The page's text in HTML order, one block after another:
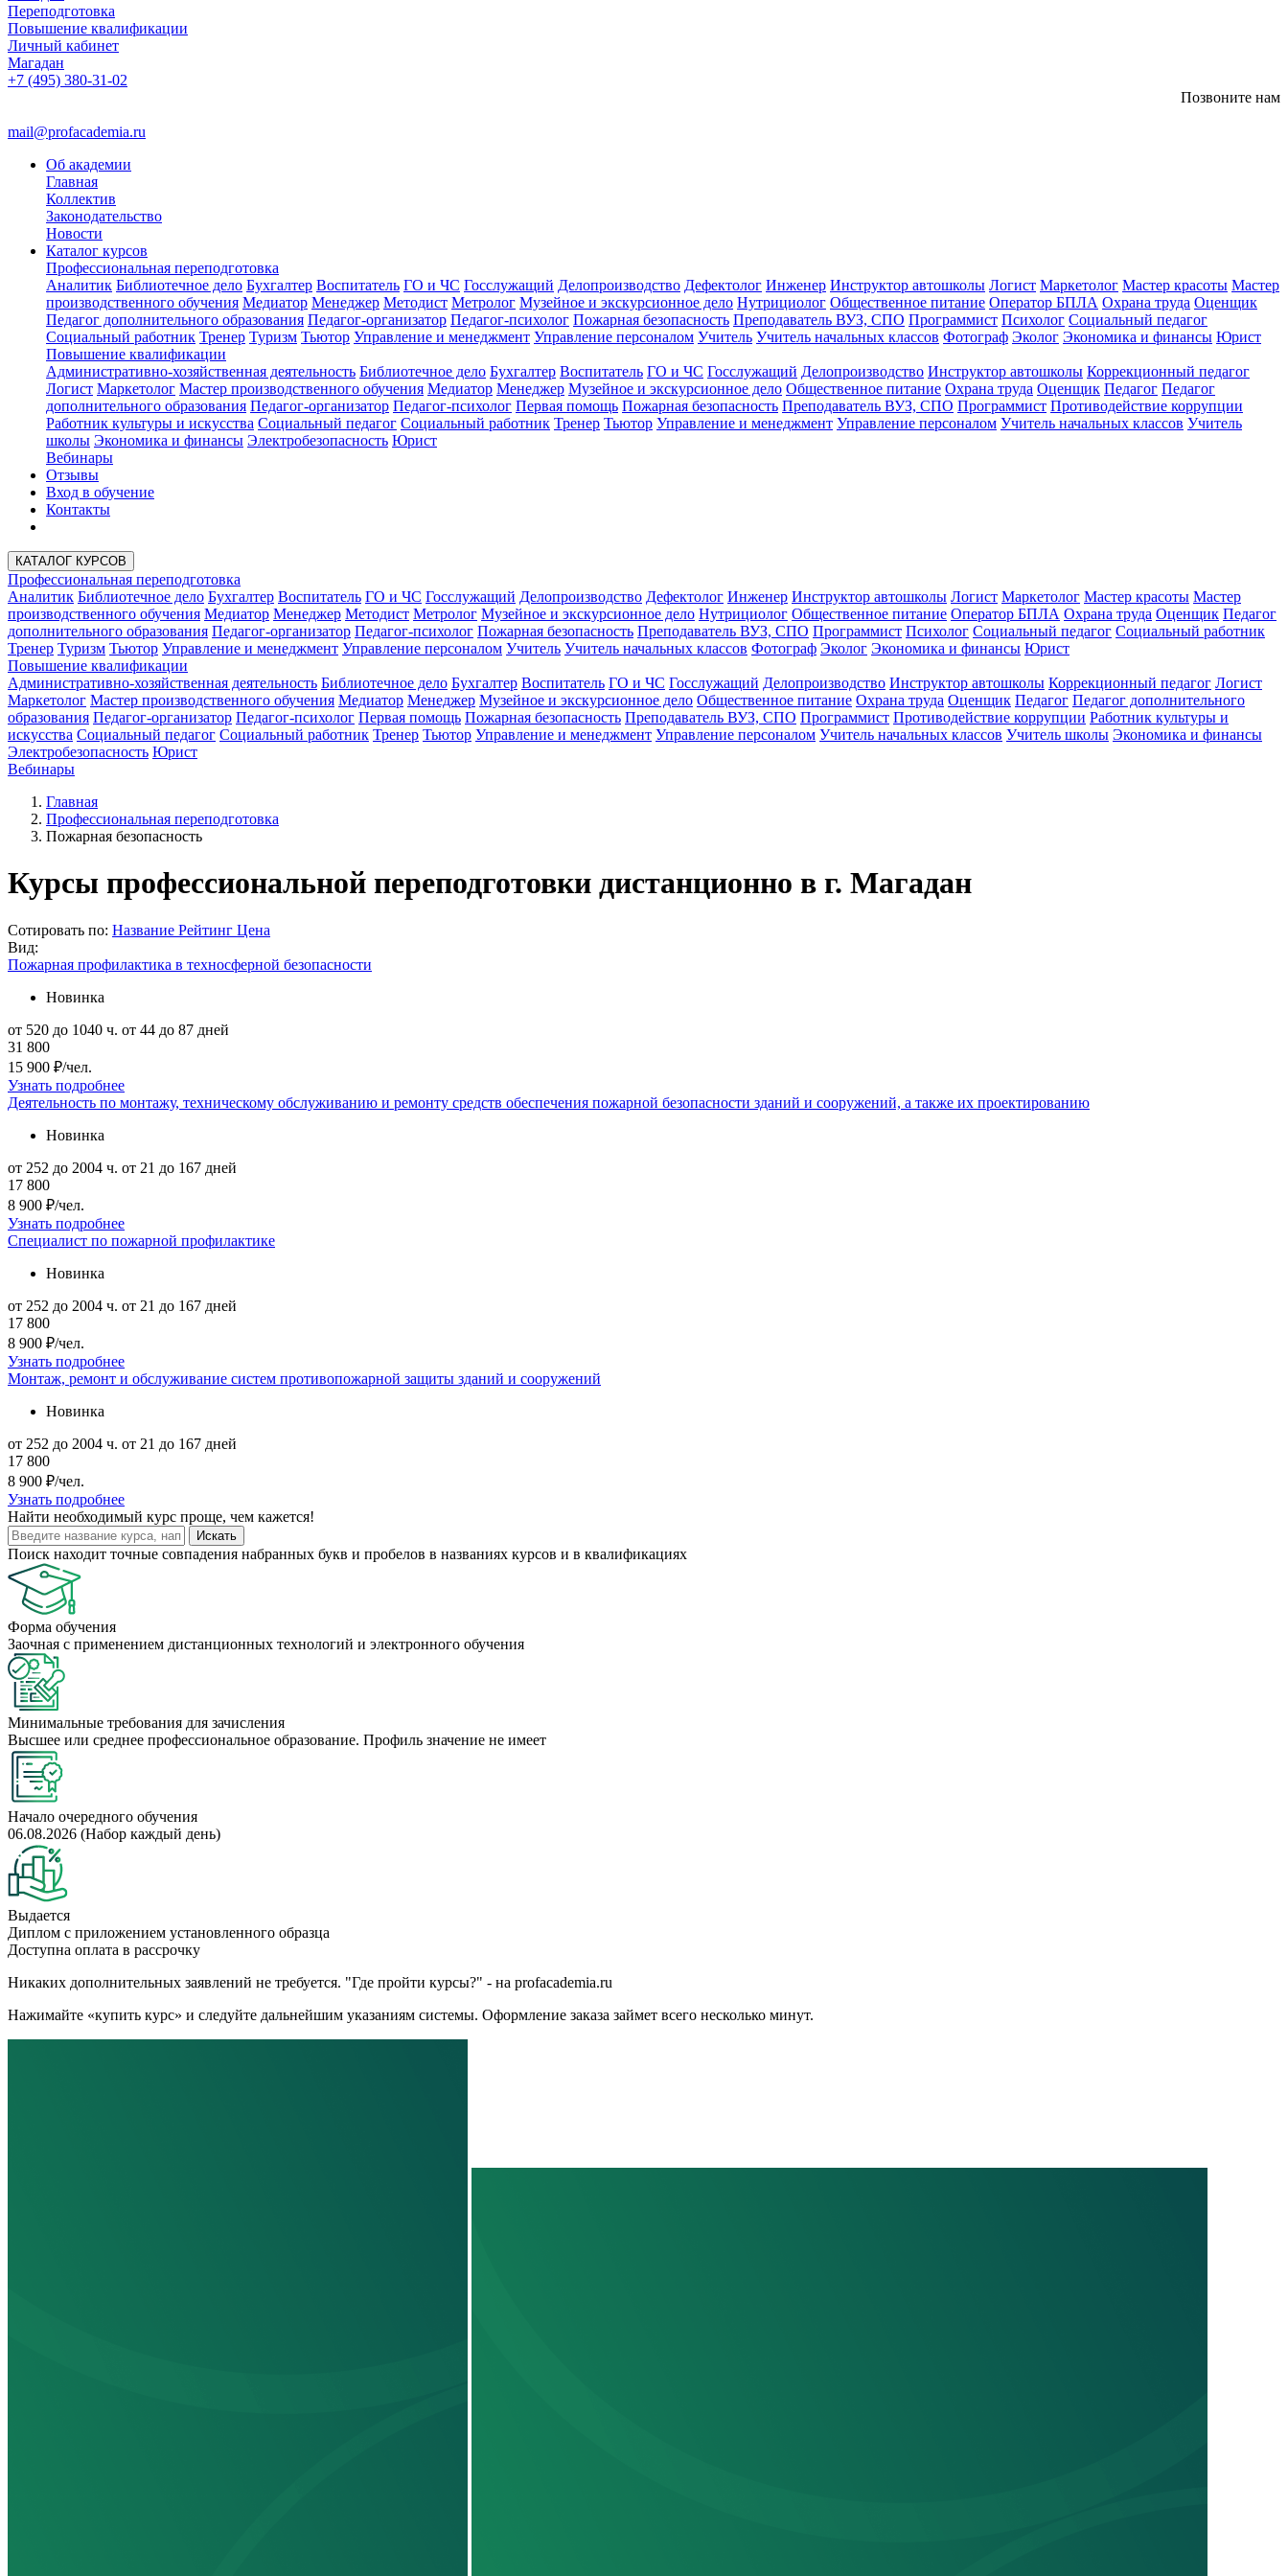
Переподготовка
Повышение квалификации
Личный кабинет
Магадан
+7 (495) 380-31-02
Позвоните нам
mail@profacademia.ru
Об академии
Главная
Коллектив
Законодательство
Новости
Каталог курсов
Профессиональная переподготовка
Аналитик Библиотечное дело Бухгалтер Воспитатель ГО и ЧС Госслужащий Делопроизводство Дефектолог Инженер Инструктор автошколы Логист Маркетолог Мастер красоты Мастер
производственного обучения Медиатор Менеджер Методист Метролог Музейное и экскурсионное дело Нутрициолог Общественное питание Оператор БПЛА Охрана труда Оценщик
Педагог дополнительного образования Педагог-организатор Педагог-психолог Пожарная безопасность Преподаватель ВУЗ, СПО Программист Психолог Социальный педагог
Социальный работник Тренер Туризм Тьютор Управление и менеджмент Управление персоналом Учитель Учитель начальных классов Фотограф Эколог Экономика и финансы Юрист
Повышение квалификации
Административно-хозяйственная деятельность Библиотечное дело Бухгалтер Воспитатель ГО и ЧС Госслужащий Делопроизводство Инструктор автошколы Коррекционный педагог
Логист Маркетолог Мастер производственного обучения Медиатор Менеджер Музейное и экскурсионное дело Общественное питание Охрана труда Оценщик Педагог Педагог
дополнительного образования Педагог-организатор Педагог-психолог Первая помощь Пожарная безопасность Преподаватель ВУЗ, СПО Программист Противодействие коррупции
Работник культуры и искусства Социальный педагог Социальный работник Тренер Тьютор Управление и менеджмент Управление персоналом Учитель начальных классов Учитель
школы Экономика и финансы Электробезопасность Юрист
Вебинары
Отзывы
Вход в обучение
Контакты
КАТАЛОГ КУРСОВ
Профессиональная переподготовка
Аналитик Библиотечное дело Бухгалтер Воспитатель ГО и ЧС Госслужащий Делопроизводство Дефектолог Инженер Инструктор автошколы Логист Маркетолог Мастер красоты Мастер
производственного обучения Медиатор Менеджер Методист Метролог Музейное и экскурсионное дело Нутрициолог Общественное питание Оператор БПЛА Охрана труда Оценщик Педагог
дополнительного образования Педагог-организатор Педагог-психолог Пожарная безопасность Преподаватель ВУЗ, СПО Программист Психолог Социальный педагог Социальный работник
Тренер Туризм Тьютор Управление и менеджмент Управление персоналом Учитель Учитель начальных классов Фотограф Эколог Экономика и финансы Юрист
Повышение квалификации
Административно-хозяйственная деятельность Библиотечное дело Бухгалтер Воспитатель ГО и ЧС Госслужащий Делопроизводство Инструктор автошколы Коррекционный педагог Логист
Маркетолог Мастер производственного обучения Медиатор Менеджер Музейное и экскурсионное дело Общественное питание Охрана труда Оценщик Педагог Педагог дополнительного
образования Педагог-организатор Педагог-психолог Первая помощь Пожарная безопасность Преподаватель ВУЗ, СПО Программист Противодействие коррупции Работник культуры и
искусства Социальный педагог Социальный работник Тренер Тьютор Управление и менеджмент Управление персоналом Учитель начальных классов Учитель школы Экономика и финансы
Электробезопасность Юрист
Вебинары
Главная
Профессиональная переподготовка
Пожарная безопасность
Курсы профессиональной переподготовки дистанционно в г. Магадан
Сотировать по: Название Рейтинг Цена
Вид:
Пожарная профилактика в техносферной безопасности
Новинка
от 520 до 1040 ч. от 44 до 87 дней
31 800
15 900 ₽/чел.
Узнать подробнее
Деятельность по монтажу, техническому обслуживанию и ремонту средств обеспечения пожарной безопасности зданий и сооружений, а также их проектированию
Новинка
от 252 до 2004 ч. от 21 до 167 дней
17 800
8 900 ₽/чел.
Узнать подробнее
Специалист по пожарной профилактике
Новинка
от 252 до 2004 ч. от 21 до 167 дней
17 800
8 900 ₽/чел.
Узнать подробнее
Монтаж, ремонт и обслуживание систем противопожарной защиты зданий и сооружений
Новинка
от 252 до 2004 ч. от 21 до 167 дней
17 800
8 900 ₽/чел.
Узнать подробнее
Найти необходимый курс проще, чем кажется!
Искать
Поиск находит точные совпадения набранных букв и пробелов в названиях курсов и в квалификациях
Форма обучения
Заочная с применением дистанционных технологий и электронного обучения
Минимальные требования для зачисления
Высшее или среднее профессиональное образование. Профиль значение не имеет
Начало очередного обучения
06.08.2026 (Набор каждый день)
Выдается
Диплом с приложением установленного образца
Доступна оплата в рассрочку
Никаких дополнительных заявлений не требуется. "Где пройти курсы?" - на profacademia.ru
Нажимайте «купить курс» и следуйте дальнейшим указаниям системы. Оформление заказа займет всего несколько минут.